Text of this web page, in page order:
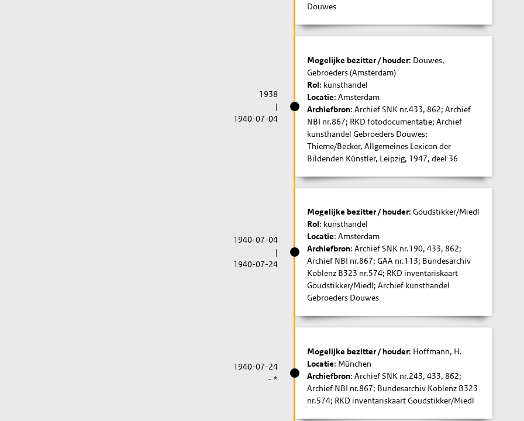
Douwes
1938
|
1940-07-04
Mogelijke bezitter / houder: Douwes,
Gebroeders (Amsterdam)
Rol: kunsthandel
Locatie: Amsterdam
Archiefbron: Archief SNK nr.433, 862; Archief
NBI nr.867; RKD fotodocumentatie; Archief
kunsthandel Gebroeders Douwes;
Thieme/Becker, Allgemeines Lexicon der
Bildenden Künstler, Leipzig, 1947, deel 36
1940-07-04
|
1940-07-24
Mogelijke bezitter / houder: Goudstikker/Miedl
Rol: kunsthandel
Locatie: Amsterdam
Archiefbron: Archief SNK nr.190, 433, 862;
Archief NBI nr.867; GAA nr.113; Bundesarchiv
Koblenz B323 nr.574; RKD inventariskaart
Goudstikker/Miedl; Archief kunsthandel
Gebroeders Douwes
1940-07-24
- *
Mogelijke bezitter / houder: Hoffmann, H.
Locatie: München
Archiefbron: Archief SNK nr.243, 433, 862;
Archief NBI nr.867; Bundesarchiv Koblenz B323
nr.574; RKD inventariskaart Goudstikker/Miedl